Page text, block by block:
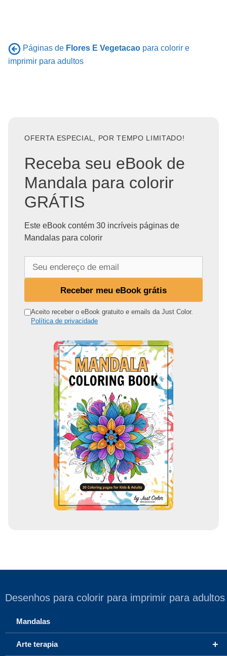
Páginas de Flores E Vegetacao para colorir e
imprimir para adultos
OFERTA ESPECIAL, POR TEMPO LIMITADO!
Receba seu eBook de
Mandala para colorir
GRÁTIS
Este eBook contém 30 incríveis páginas de
Mandalas para colorir
n
Receber meu eBook grátis
Aceito receber o eBook gratuito e emails da Just Color.
Política de privacidade
Desenhos para colorir para imprimir para adultos
Mandalas
+
Arte terapia